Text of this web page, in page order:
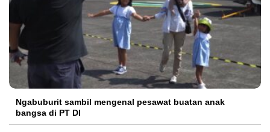
Ngabuburit sambil mengenal pesawat buatan anak
bangsa di PT DI